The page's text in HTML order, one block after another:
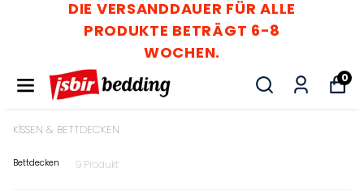
FÜR ALLE
BETRÄGT 6-8
DIE
0
KİSSEN & BETTDECKEN
Bettdecken 9 Produkt